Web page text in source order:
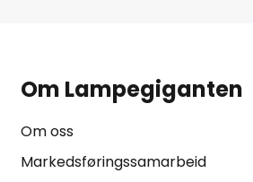
Om Lampegiganten
Om oss
Markedsføringssamarbeid